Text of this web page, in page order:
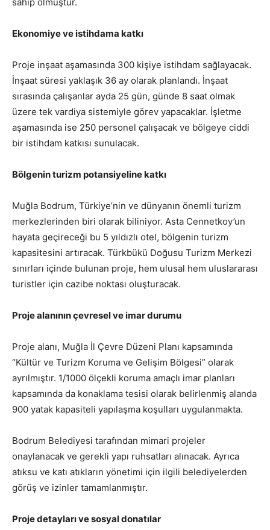
sahip olmuştur.
Ekonomiye ve istihdama katkı
Proje inşaat aşamasında 300 kişiye istihdam sağlayacak.
İnşaat süresi yaklaşık 36 ay olarak planlandı. İnşaat
sırasında çalışanlar ayda 25 gün, günde 8 saat olmak
üzere tek vardiya sistemiyle görev yapacaklar. İşletme
aşamasında ise 250 personel çalışacak ve bölgeye ciddi
bir istihdam katkısı sunulacak.
Bölgenin turizm potansiyeline katkı
Muğla Bodrum, Türkiye’nin ve dünyanın önemli turizm
merkezlerinden biri olarak biliniyor. Asta Cennetkoy’un
hayata geçireceği bu 5 yıldızlı otel, bölgenin turizm
kapasitesini artıracak. Türkbükü Doğusu Turizm Merkezi
sınırları içinde bulunan proje, hem ulusal hem uluslararası
turistler için cazibe noktası oluşturacak.
Proje alanının çevresel ve imar durumu
Proje alanı, Muğla İl Çevre Düzeni Planı kapsamında
“Kültür ve Turizm Koruma ve Gelişim Bölgesi” olarak
ayrılmıştır. 1/1000 ölçekli koruma amaçlı imar planları
kapsamında da konaklama tesisi olarak belirlenmiş alanda
900 yatak kapasiteli yapılaşma koşulları uygulanmakta.
Bodrum Belediyesi tarafından mimari projeler
onaylanacak ve gerekli yapı ruhsatları alınacak. Ayrıca
atıksu ve katı atıkların yönetimi için ilgili belediyelerden
görüş ve izinler tamamlanmıştır.
Proje detayları ve sosyal donatılar